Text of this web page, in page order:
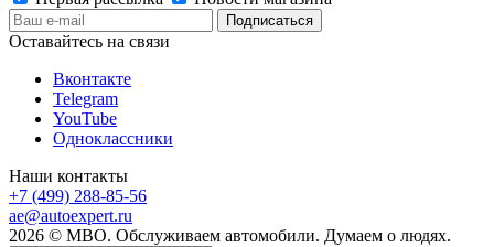
Оставайтесь на связи
Вконтакте
Telegram
YouTube
Одноклассники
Наши контакты
+7 (499) 288-85-56
ae@autoexpert.ru
2026 © МВО. Обслуживаем автомобили. Думаем о людях.